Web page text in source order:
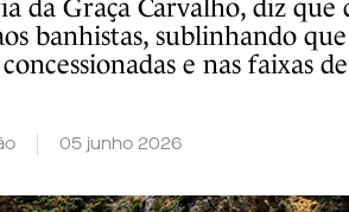
da Graça Carvalho, diz que
banhistas, sublinhando
e nas faixas
05 junho 2026